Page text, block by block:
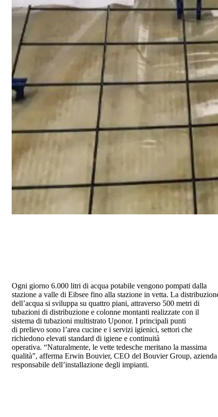
Ogni giorno 6.000 litri di acqua potabile vengono pompati dalla
stazione a valle di Eibsee fino alla stazione in vetta. La
dell’acqua si sviluppa su quattro piani, attraverso 500 metri di
tubazioni di distribuzione e colonne montanti realizzate con il
sistema di tubazioni multistrato Uponor. I principali punti
di prelievo sono l’area cucine e i servizi igienici, settori che
richiedono elevati standard di igiene e continuità
operativa. “Naturalmente, le vette tedesche meritano la massima
qualità”, afferma Erwin Bouvier, CEO del Bouvier Group, azienda
responsabile dell’installazione degli impianti.